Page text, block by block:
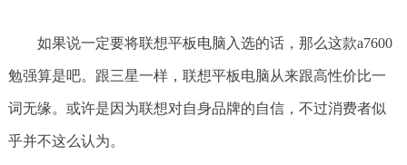
如果说一定要将联想平板电脑入选的话，那么这款a7600
勉强算是吧。跟三星一样，联想平板电脑从来跟高性价比一
词无缘。或许是因为联想对自身品牌的自信，不过消费者似
乎并不这么认为。